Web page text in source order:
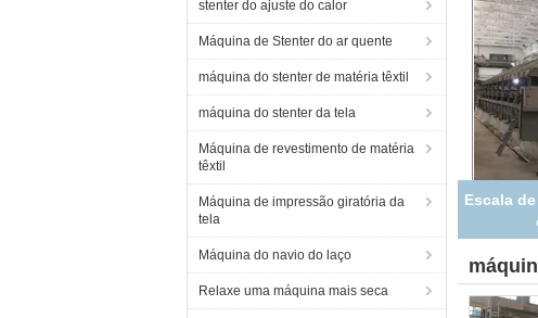
stenter do ajuste do calor
Máquina de Stenter do ar quente
máquina do stenter de matéria têxtil
máquina do stenter da tela
Máquina de revestimento de matéria
têxtil
Máquina de impressão giratória da
tela
Máquina do navio do laço
Relaxe uma máquina mais seca
Máquina